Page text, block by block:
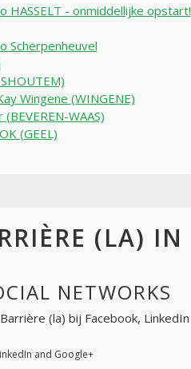
HASSELT - onmiddellijke opstart!
Scherpenheuvel
Wingene (WINGENE)
WAAS)
(GEEL)
(LA) IN
NETWORKS
(la) bij Facebook, LinkedIn
and Google+